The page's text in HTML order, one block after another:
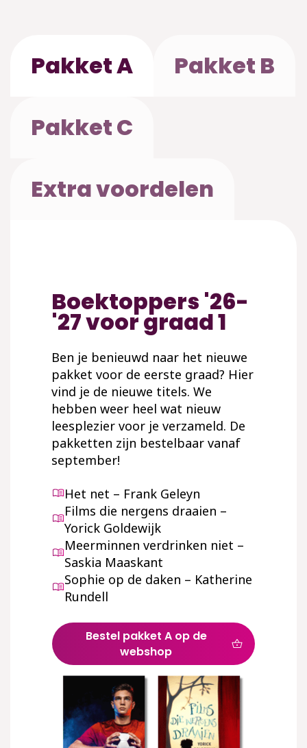
Pakket A
Pakket B
Pakket C
Extra voordelen
Boektoppers '26-
'27 voor graad 1
Ben je benieuwd naar het nieuwe
pakket voor de eerste graad? Hier
vind je de nieuwe titels. We
hebben weer heel wat nieuw
leesplezier voor je verzameld. De
pakketten zijn bestelbaar vanaf
september!
Het net – Frank Geleyn
Films die nergens draaien –
Yorick Goldewijk
Meerminnen verdrinken niet –
Saskia Maaskant
Sophie op de daken – Katherine
Rundell
Bestel pakket A op de
webshop